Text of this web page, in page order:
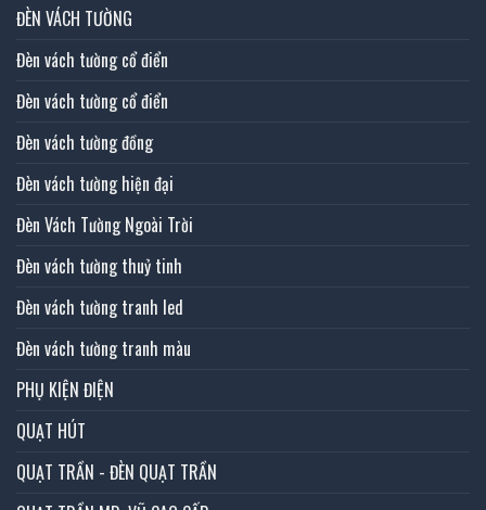
ĐÈN VÁCH TƯỜNG
Đèn vách tường cổ điển
Đèn vách tường cổ điển
Đèn vách tường đồng
Đèn vách tường hiện đại
Đèn Vách Tường Ngoài Trời
Đèn vách tường thuỷ tinh
Đèn vách tường tranh led
Đèn vách tường tranh màu
PHỤ KIỆN ĐIỆN
QUẠT HÚT
QUẠT TRẦN - ĐÈN QUẠT TRẦN